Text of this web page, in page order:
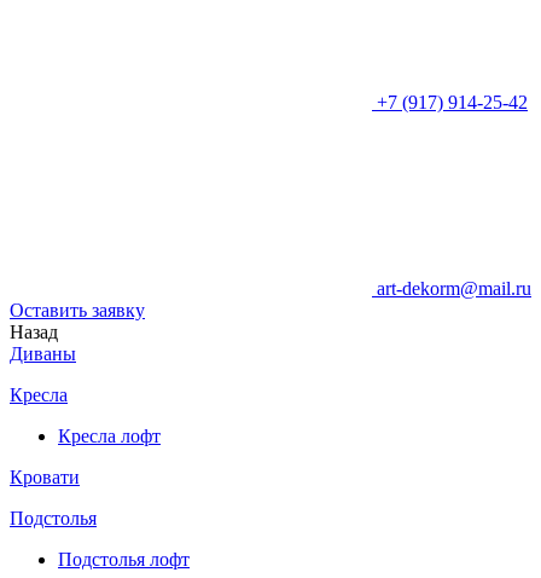
+7 (917) 914-25-42
art-dekorm@mail.ru
Оставить заявку
Назад
Диваны
Кресла
Кресла лофт
Кровати
Подстолья
Подстолья лофт